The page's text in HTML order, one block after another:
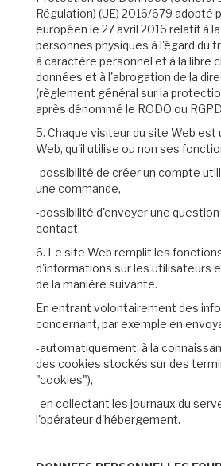
Régulation) (UE) 2016/679 adopté
européen le 27 avril 2016 relatif à
personnes physiques à l'égard du
à caractère personnel et à la libre
données et à l'abrogation de la
(règlement général sur la
après dénommé le RODO ou
5. Chaque visiteur du site Web est
Web, qu'il utilise ou non ses
-possibilité de créer un compte
une commande,
-possibilité d'envoyer une
contact.
6. Le site Web remplit les
d'informations sur les utilisateurs
de la manière suivante.
En entrant volontairement des
concernant, par exemple en
-automatiquement, à la
des cookies stockés sur des
"cookies"),
-en collectant les journaux du
l'opérateur d'hébergement.